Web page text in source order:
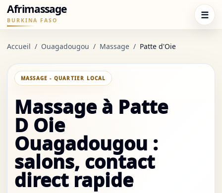
Afrimassage
BURKINA FASO ☰
Accueil / Ouagadougou / Massage / Patte d'Oie
MASSAGE - QUARTIER LOCAL
Massage à Patte
D Oie
Ouagadougou :
salons, contact
direct rapide